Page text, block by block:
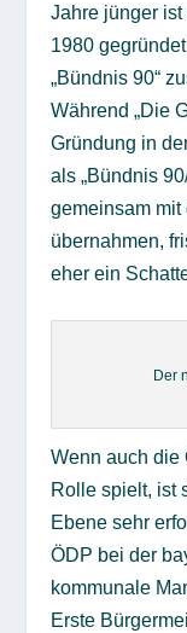
Jahre jünger ist
1980
„Bündnis 90“
Während „Die
Gründung in
als „Bündnis
gemeinsam
übernahmen,
eher ein
Der
Wenn auch die
Rolle spielt, ist
Ebene sehr
ÖDP bei der
kommunale
Erste